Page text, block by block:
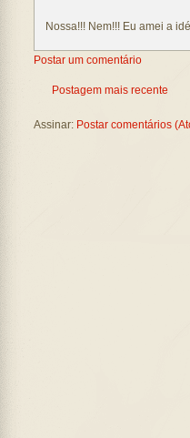
Nossa!!! Nem!!! Eu amei a
Postar um comentário
Postagem mais recente
Assinar: Postar comentários